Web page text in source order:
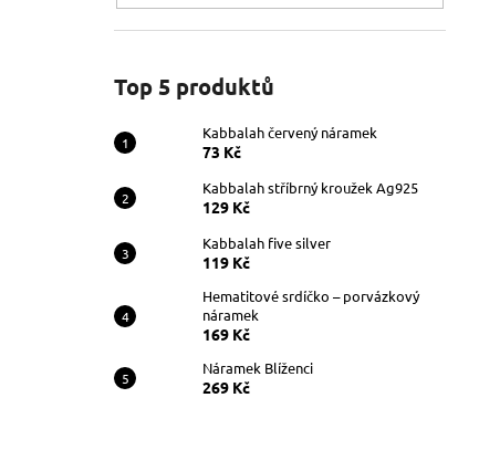
Top 5 produktů
Kabbalah červený náramek
73 Kč
Kabbalah stříbrný kroužek Ag925
129 Kč
Kabbalah five silver
119 Kč
Hematitové srdíčko – porvázkový
náramek
169 Kč
Náramek Blíženci
269 Kč